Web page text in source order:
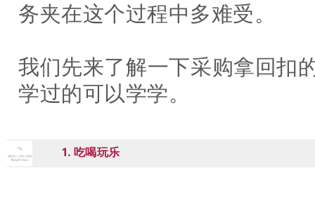
务夹在这个过程中多难受。
我们先来了解一下采购拿回扣
学过的可以学学。
01 1. 吃喝玩乐